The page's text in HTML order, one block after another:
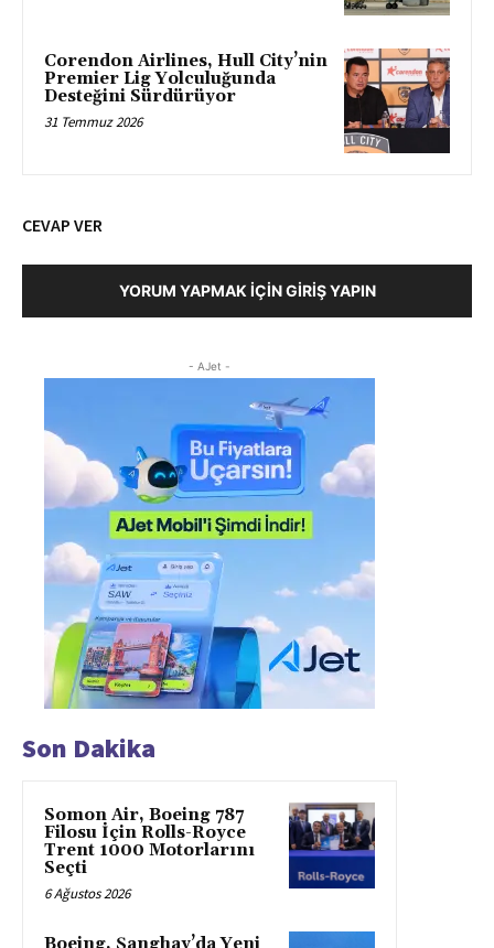
Corendon Airlines, Hull City’nin
Premier Lig Yolculuğunda
Desteğini Sürdürüyor
31 Temmuz 2026
CEVAP VER
YORUM YAPMAK İÇIN GIRIŞ YAPIN
- AJet -
Son Dakika
Somon Air, Boeing 787
Filosu İçin Rolls-Royce
Trent 1000 Motorlarını
Seçti
6 Ağustos 2026